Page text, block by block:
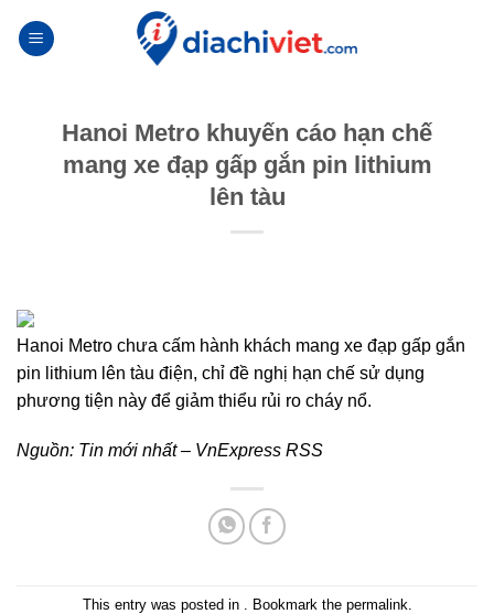
Hanoi Metro khuyến cáo hạn chế
mang xe đạp gấp gắn pin lithium
lên tàu
Hanoi Metro chưa cấm hành khách mang xe đạp gấp gắn
pin lithium lên tàu điện, chỉ đề nghị hạn chế sử dụng
phương tiện này để giảm thiểu rủi ro cháy nổ.
Nguồn: Tin mới nhất – VnExpress RSS
This entry was posted in . Bookmark the permalink